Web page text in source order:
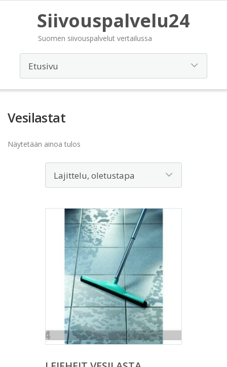
Siivouspalvelu24
Suomen siivouspalvelut vertailussa
Vesilastat
Näytetään ainoa tulos